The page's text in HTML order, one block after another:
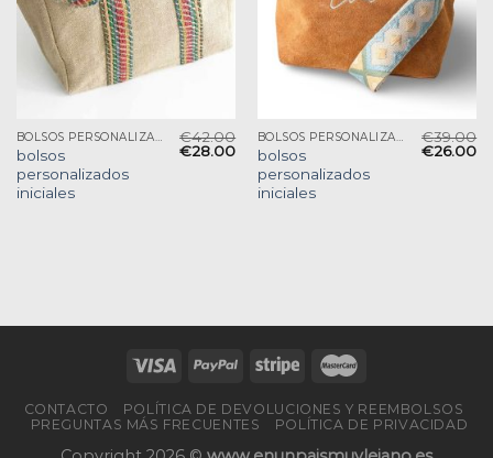
bolsos
personalizados
iniciales
€42.00
€28.00
bolsos
personalizados
iniciales
€39.00
€26.00
CONTACTO
POLÍTICA DE DEVOLUCIONES Y REEMBOLSOS
PREGUNTAS MÁS FRECUENTES
POLÍTICA DE PRIVACIDAD